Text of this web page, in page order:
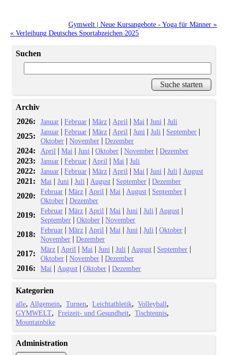
Gymwelt | Neue Kursangebote - Yoga für Männer »
« Verleihung Deutsches Sportabzeichen 2025
Suchen
Archiv
2026:
Januar |Februar |März | April |Mai |Juni |Juli
2025: Januar |Februar |März | April |Juni |Juli | September |
Oktober |November |Dezember
2024: April |Mai |Juni |Oktober |November |Dezember
2023: Januar |Februar | April |Mai |Juli
2022: Januar |Februar |März | April |Mai |Juni |Juli | August
2021: Mai |Juni |Juli | August | September |Dezember
2020: Februar |März | April |Mai | August | September |
Oktober |Dezember
2019: Februar |März | April |Mai |Juni |Juli | August |
September |Oktober |November
2018: Februar |März | April |Mai |Juni |Juli |Oktober |
November |Dezember
2017: März | April |Mai |Juni |Juli | August | September |
Oktober |November |Dezember
2016: Mai | August |Oktober |Dezember
Kategorien
alle Allgemein Turnen Leichtathletik
Volleyball
GYMWELT
Freizeit- und Gesundheit
Tischtennis
Mountainbike
Administration